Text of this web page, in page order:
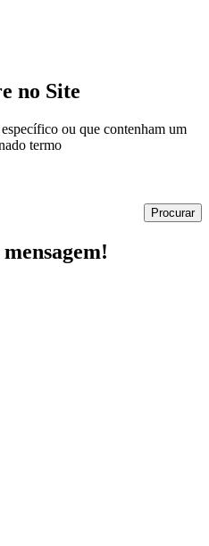
no Site
ou que contenham um
termo
Procurar